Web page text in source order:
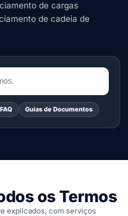
de cargas
de cadeia de
Guias de Documentos
os Termos
explicados, com serviços